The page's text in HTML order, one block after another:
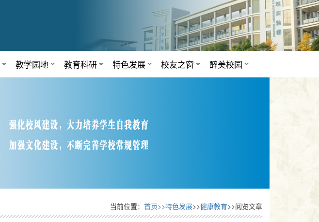
教学园地 教育科研 特色发展 校友之窗 醉美校园
当前位置： 首页>>特色发展>>健康教育>>阅览文章